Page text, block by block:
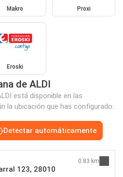
Makro Proxi
Eroski
de ALDI
está disponible en las
la ubicación que has configurado:
Detectar automáticamente
123, 28010
0.83 km